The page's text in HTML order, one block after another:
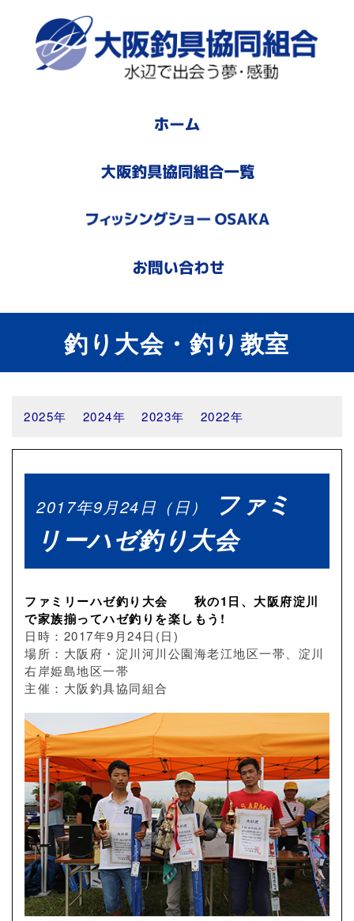
釣り大会・釣り教室
2025年 2024年 2023年 2022年
2017年9月24日（日）
ファミ
リーハゼ釣り大会
ファミリーハゼ釣り大会 秋の1日、大阪府淀川
で家族揃ってハゼ釣りを楽しもう!
日時：2017年9月24日(日)
場所：大阪府・淀川河川公園海老江地区一帯、淀川
右岸姫島地区一帯
主催：大阪釣具協同組合